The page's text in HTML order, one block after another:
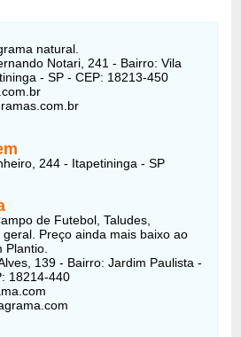
natural.
Notari, 241 - Bairro: Vila
- SP - CEP: 18213-450
244 - Itapetininga - SP
de Futebol, Taludes,
Preço ainda mais baixo ao
139 - Bairro: Jardim Paulista -
18214-440